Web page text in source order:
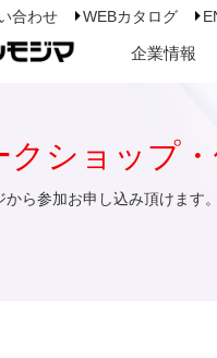
合わせ WEBカタログ
企業情報
クショップ
から参加お申し込み頂けます。